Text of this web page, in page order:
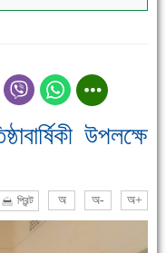
উপলক্ষে
প্রিন্ট অ অ- অ+